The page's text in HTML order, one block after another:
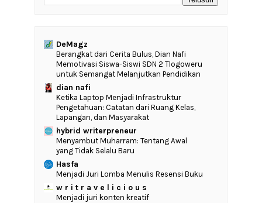
DeMagz
‎Berangkat dari Cerita Bulus, Dian Nafi
Memotivasi Siswa-Siswi SDN 2 Tlogoweru
untuk Semangat Melanjutkan Pendidikan
dian nafi
Ketika Laptop Menjadi Infrastruktur
Pengetahuan: Catatan dari Ruang Kelas,
Lapangan, dan Masyarakat
hybrid writerpreneur
Menyambut Muharram: Tentang Awal
yang Tidak Selalu Baru
Hasfa
Menjadi Juri Lomba Menulis Resensi Buku
w r i t r a v e l i c i o u s
Menjadi juri konten kreatif